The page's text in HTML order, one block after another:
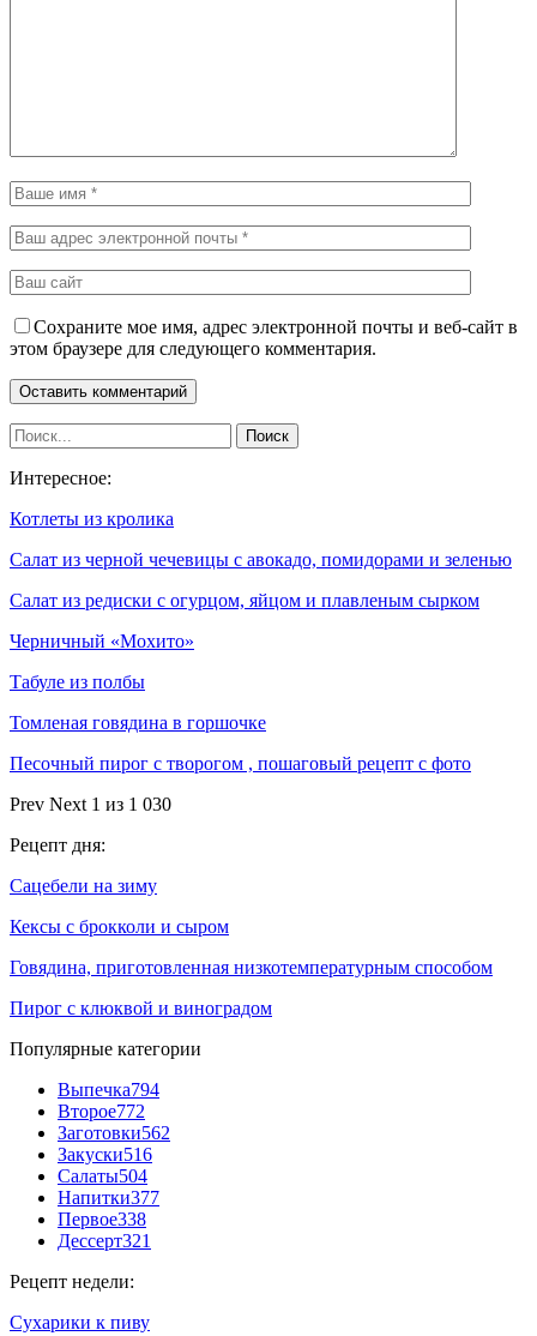
Сохраните мое имя, адрес электронной почты и веб-сайт в
этом браузере для следующего комментария.
Интересное:
Котлеты из кролика
Салат из черной чечевицы с авокадо, помидорами и зеленью
Салат из редиски с огурцом, яйцом и плавленым сырком
Черничный «Мохито»
Табуле из полбы
Томленая говядина в горшочке
Песочный пирог с творогом , пошаговый рецепт с фото
Prev Next 1 из 1 030
Рецепт дня:
Сацебели на зиму
Кексы с брокколи и сыром
Говядина, приготовленная низкотемпературным способом
Пирог с клюквой и виноградом
Популярные категории
Выпечка794
Второе772
Заготовки562
Закуски516
Салаты504
Напитки377
Первое338
Дессерт321
Рецепт недели:
Сухарики к пиву